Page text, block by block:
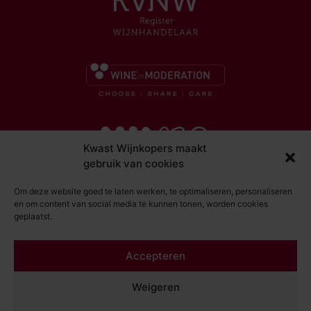
Kwast Wijnkopers maakt
gebruik van cookies
Om deze website goed te laten werken, te optimaliseren, personaliseren
en om content van social media te kunnen tonen, worden cookies
geplaatst.
Accepteren
Weigeren
DISCLAIMER
ALGEMENE VOORWAARDEN